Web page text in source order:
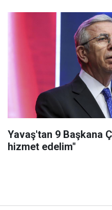
Yavaş'tan 9 Başkana
hizmet edelim"